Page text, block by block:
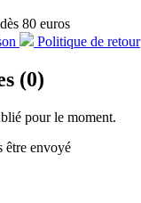
80 euros
Politique de retour
(0)
pour le moment.
être envoyé